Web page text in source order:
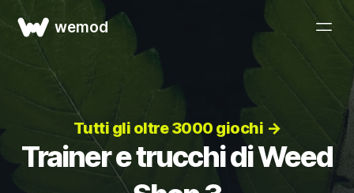
wemod
Tutti gli oltre 3000 giochi →
Trainer e trucchi di Weed